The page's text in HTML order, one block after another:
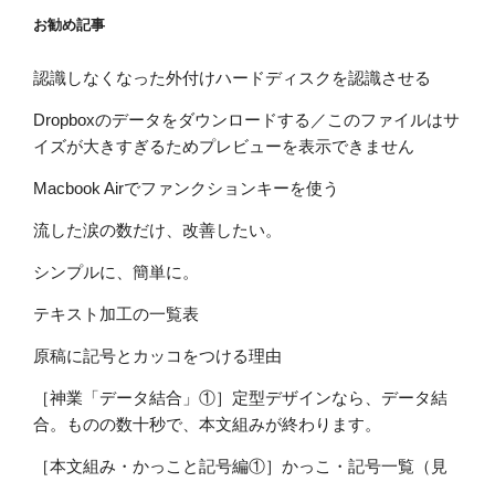
お勧め記事
認識しなくなった外付けハードディスクを認識させる
Dropboxのデータをダウンロードする／このファイルはサ
イズが大きすぎるためプレビューを表示できません
Macbook Airでファンクションキーを使う
流した涙の数だけ、改善したい。
シンプルに、簡単に。
テキスト加工の一覧表
原稿に記号とカッコをつける理由
［神業「データ結合」①］定型デザインなら、データ結
合。ものの数十秒で、本文組みが終わります。
［本文組み・かっこと記号編①］かっこ・記号一覧（見